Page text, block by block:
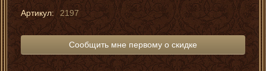
Артикул: 2197
Сообщить мне первому о скидке